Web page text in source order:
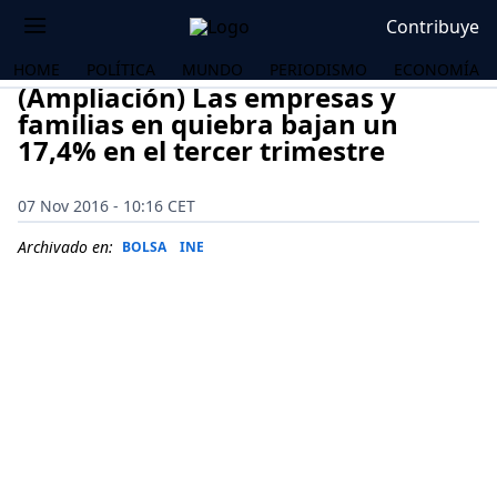
Contribuye
HOME POLÍTICA MUNDO PERIODISMO ECONOMÍA
(Ampliación) Las empresas y
familias en quiebra bajan un
17,4% en el tercer trimestre
07 Nov 2016 - 10:16 CET
Archivado en: BOLSA INE